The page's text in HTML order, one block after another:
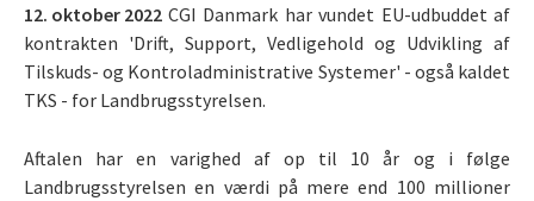
12. oktober 2022 CGI Danmark har vundet EU-udbuddet af
kontrakten 'Drift, Support, Vedligehold og Udvikling af
Tilskuds- og Kontroladministrative Systemer' - også kaldet
TKS - for Landbrugsstyrelsen.
Aftalen har en varighed af op til 10 år og i følge
Landbrugsstyrelsen en værdi på mere end 100 millioner